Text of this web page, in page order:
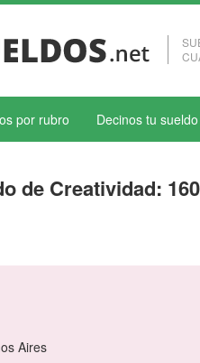
por rubro Decinos tu sueldo
de Creatividad:
Aires